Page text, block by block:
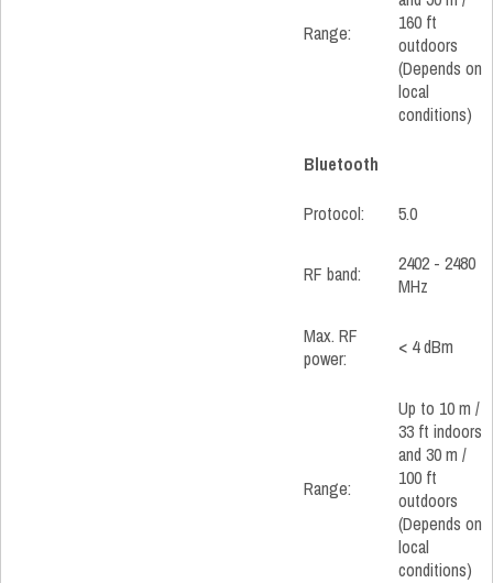
Range:
160 ft
outdoors
(Depends on
local
conditions)
Bluetooth
Protocol: 5.0
RF band:
2402 - 2480
MHz
Max. RF
power:
< 4 dBm
Range:
Up to 10 m /
33 ft indoors
and 30 m /
100 ft
outdoors
(Depends on
local
conditions)